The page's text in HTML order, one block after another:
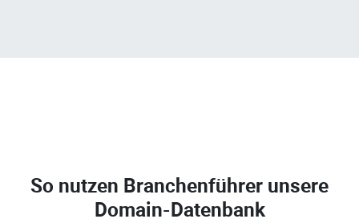
So nutzen Branchenführer unsere
Domain-Datenbank